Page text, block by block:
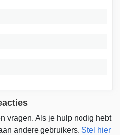
vragen. Als je hulp nodig hebt
andere gebruikers. Stel hier